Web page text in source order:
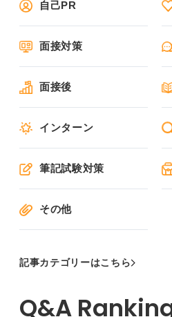
自己PR
面接対策
面接後
インターン
筆記試験対策
その他
記事カテゴリーはこちら